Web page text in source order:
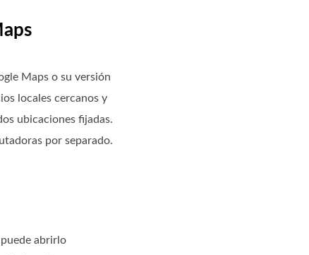
Maps o su versión
locales cercanos y
ubicaciones fijadas.
por separado.
abrirlo